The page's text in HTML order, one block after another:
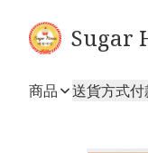
Sugar
商品 送貨方式付